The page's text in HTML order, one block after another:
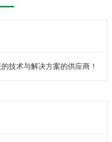
技术与解决方案的供应商！